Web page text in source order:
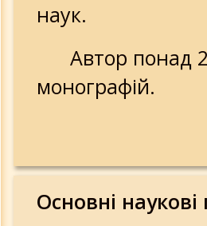
наук.
Автор понад
монографій.
Основні наукові